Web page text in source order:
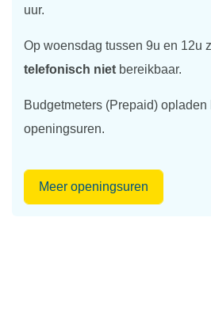
uur.
Op woensdag tussen 9u en 12u
telefonisch niet bereikbaar.
Budgetmeters (Prepaid)
openingsuren.
Meer openingsuren